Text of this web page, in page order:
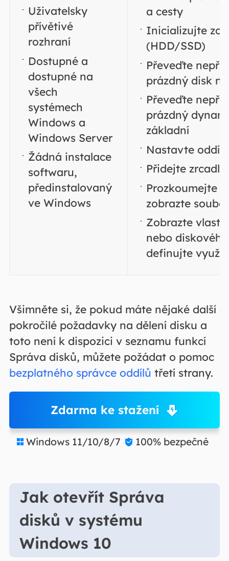
Uživatelsky
přívětivé
rozhraní
Dostupné a
dostupné na
všech
systémech
Windows a
Windows Server
Žádná instalace
softwaru,
předinstalovaný
ve Windows
a cesty
Inicializujte
(HDD/SSD)
Převeďte
prázdný disk
Převeďte
prázdný
základní
Nastavte oddíl
Přidejte zrcadlo
Prozkoumejte
zobrazte
Zobrazte
nebo
definujte
Všimněte si, že pokud máte nějaké další
pokročilé požadavky na dělení disku a
toto není k dispozici v seznamu funkcí
Správa disků, můžete požádat o pomoc
bezplatného správce oddílů třetí strany.
Zdarma ke stažení
 Windows 11/10/8/7  100% bezpečné
Jak otevřít Správa
disků v systému
Windows 10